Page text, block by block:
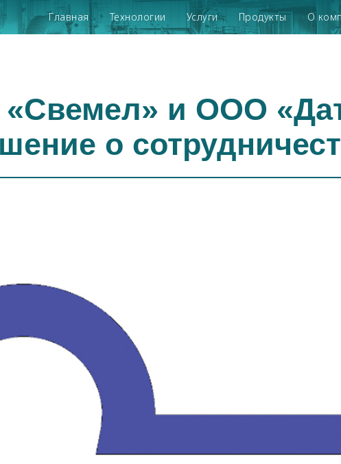
Главная Технологии Услуги Продукты О
«Свемел» и ООО
о